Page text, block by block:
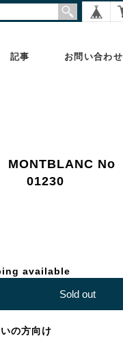
記事 お問い合わせ
No
01230
available
Sold out
の方向け